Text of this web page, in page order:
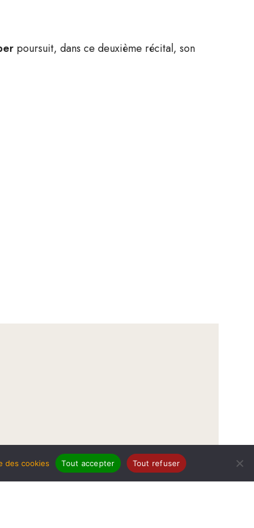
poursuit, dans ce deuxième récital, son
des cookies Tout accepter Tout refuser